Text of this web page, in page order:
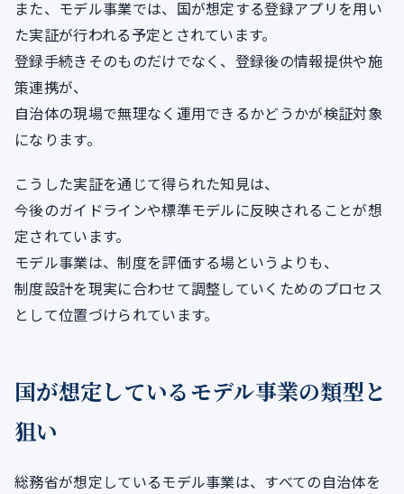
また、モデル事業では、国が想定する登録アプリを用い
た実証が行われる予定とされています。
登録手続きそのものだけでなく、登録後の情報提供や施
策連携が、
自治体の現場で無理なく運用できるかどうかが検証対象
になります。
こうした実証を通じて得られた知見は、
今後のガイドラインや標準モデルに反映されることが想
定されています。
モデル事業は、制度を評価する場というよりも、
制度設計を現実に合わせて調整していくためのプロセス
として位置づけられています。
国が想定しているモデル事業の類型と
狙い
総務省が想定しているモデル事業は、すべての自治体を